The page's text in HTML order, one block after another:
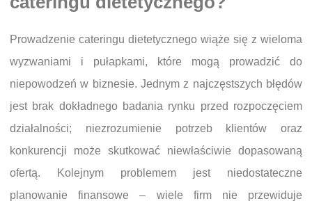
Prowadzenie cateringu dietetycznego wiąże się z wieloma
wyzwaniami i pułapkami, które mogą prowadzić do
niepowodzeń w biznesie. Jednym z najczęstszych błędów
jest brak dokładnego badania rynku przed rozpoczęciem
działalności; niezrozumienie potrzeb klientów oraz
konkurencji może skutkować niewłaściwie dopasowaną
ofertą. Kolejnym problemem jest niedostateczne
planowanie finansowe – wiele firm nie przewiduje